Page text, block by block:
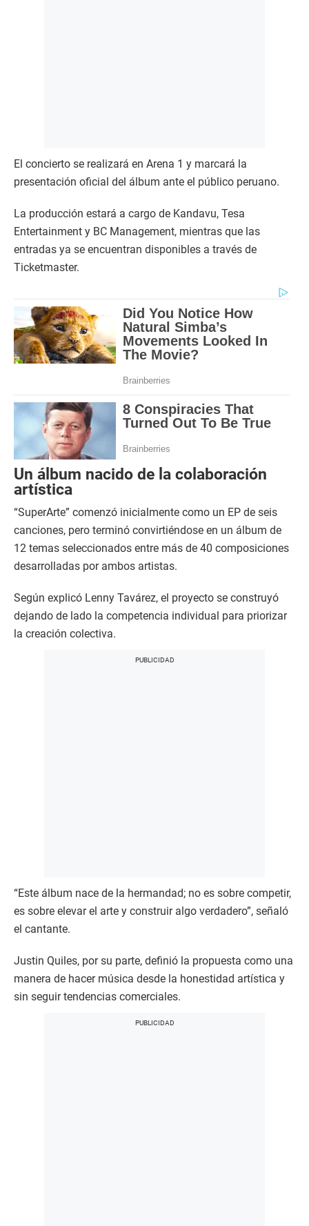
El concierto se realizará en Arena 1 y marcará la
presentación oficial del álbum ante el público peruano.
La producción estará a cargo de Kandavu, Tesa
Entertainment y BC Management, mientras que las
entradas ya se encuentran disponibles a través de
Ticketmaster.
Un álbum nacido de la colaboración
artística
“SuperArte” comenzó inicialmente como un EP de seis
canciones, pero terminó convirtiéndose en un álbum de
12 temas seleccionados entre más de 40 composiciones
desarrolladas por ambos artistas.
Según explicó Lenny Tavárez, el proyecto se construyó
dejando de lado la competencia individual para priorizar
la creación colectiva.
“Este álbum nace de la hermandad; no es sobre competir,
es sobre elevar el arte y construir algo verdadero”, señaló
el cantante.
Justin Quiles, por su parte, definió la propuesta como una
manera de hacer música desde la honestidad artística y
sin seguir tendencias comerciales.